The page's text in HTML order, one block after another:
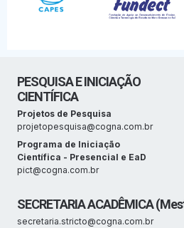
PESQUISA E INICIAÇÃO
CIENTÍFICA
Projetos de Pesquisa
projetopesquisa@cogna.com.br
Programa de Iniciação
Científica - Presencial e EaD
pict@cogna.com.br
SECRETARIA ACADÊMICA
secretaria.stricto@cogna.com.br